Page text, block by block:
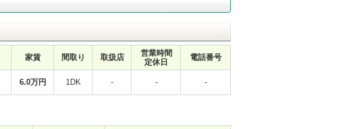
家賃 間取り 取扱店
営業時間
定休日
電話番号
6.0万円 1DK - - -